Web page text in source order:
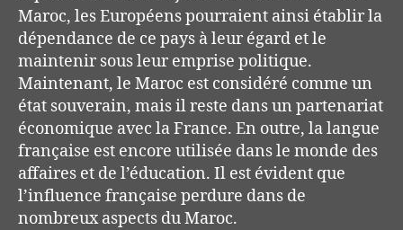
Maroc, les Européens pourraient ainsi établir la
dépendance de ce pays à leur égard et le
maintenir sous leur emprise politique.
Maintenant, le Maroc est considéré comme un
état souverain, mais il reste dans un partenariat
économique avec la France. En outre, la langue
française est encore utilisée dans le monde des
affaires et de l’éducation. Il est évident que
l’influence française perdure dans de
nombreux aspects du Maroc.